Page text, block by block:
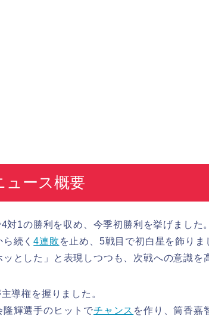
ュース概要
対1の勝利を収め、今季初勝利を挙げました。
ら続く4連敗 を止め、5戦目で初白星を飾りま
とした」と表現しつつも、次戦への意識を
導権を握りました。
輝選手のヒットでチャンス を作り、筒香嘉